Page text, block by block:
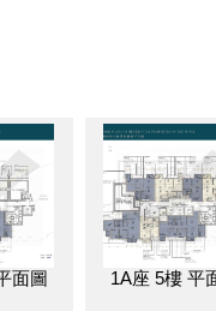
面圖 1A座 5樓 平